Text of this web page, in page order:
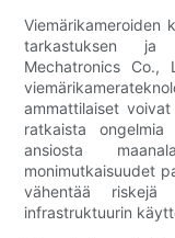
Viemärikameroiden
tarkastuksen ja
Mechatronics Co.,
ammattilaiset
ratkaista ongelmia
ansiosta
monimutkaisuudet
vähentää
infrastruktuurin